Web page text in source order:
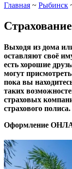
Главная ~ Рыбинск
Выходя из дома
оставляют своё
есть хорошие
могут
пока вы
таких
страховых
страхового полиса.
Оформление